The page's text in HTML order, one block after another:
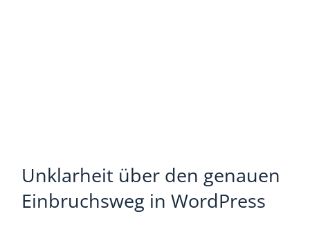
Unklarheit über den genauen
Einbruchsweg in WordPress